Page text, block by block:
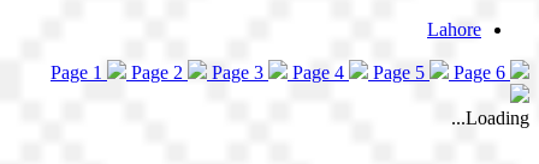
Lahore
Page 1 Page 2 Page 3 Page 4 Page 5 Page 6
Loading...